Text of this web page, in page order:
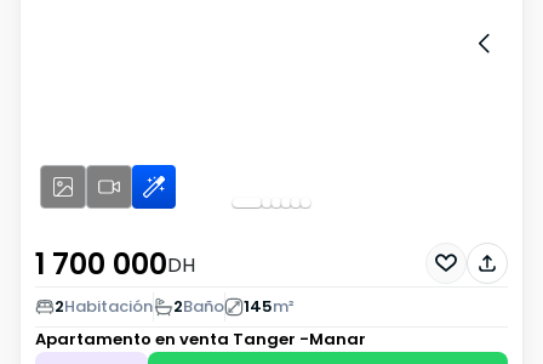
1 700 000DH
2Habitación 2Baño 145m²
Apartamento en venta Tanger -Manar